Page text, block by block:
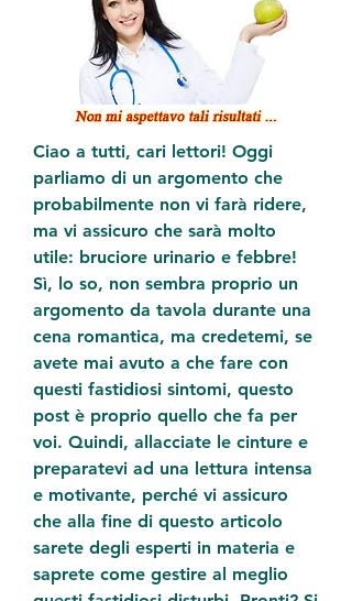
Ciao a tutti, cari lettori! Oggi
parliamo di un argomento che
probabilmente non vi farà ridere,
ma vi assicuro che sarà molto
utile: bruciore urinario e febbre!
Sì, lo so, non sembra proprio un
argomento da tavola durante una
cena romantica, ma credetemi, se
avete mai avuto a che fare con
questi fastidiosi sintomi, questo
post è proprio quello che fa per
voi. Quindi, allacciate le cinture e
preparatevi ad una lettura intensa
e motivante, perché vi assicuro
che alla fine di questo articolo
sarete degli esperti in materia e
saprete come gestire al meglio